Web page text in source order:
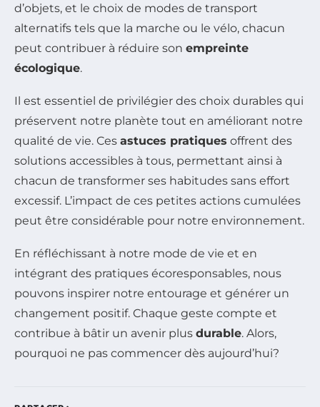
d’objets, et le choix de modes de transport
alternatifs tels que la marche ou le vélo, chacun
peut contribuer à réduire son empreinte
écologique.
Il est essentiel de privilégier des choix durables qui
préservent notre planète tout en améliorant notre
qualité de vie. Ces astuces pratiques offrent des
solutions accessibles à tous, permettant ainsi à
chacun de transformer ses habitudes sans effort
excessif. L’impact de ces petites actions cumulées
peut être considérable pour notre environnement.
En réfléchissant à notre mode de vie et en
intégrant des pratiques écoresponsables, nous
pouvons inspirer notre entourage et générer un
changement positif. Chaque geste compte et
contribue à bâtir un avenir plus durable. Alors,
pourquoi ne pas commencer dès aujourd’hui?